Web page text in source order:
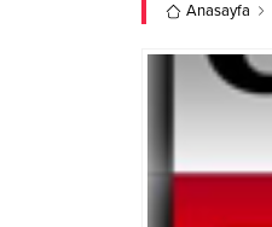
Anasayfa